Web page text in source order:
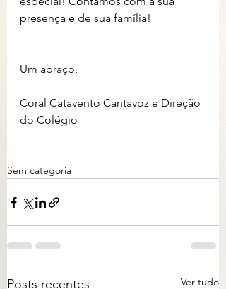
presença e de sua família!
Um abraço,
Coral Catavento Cantavoz e Direção
do Colégio
Sem categoria
Posts recentes Ver tudo